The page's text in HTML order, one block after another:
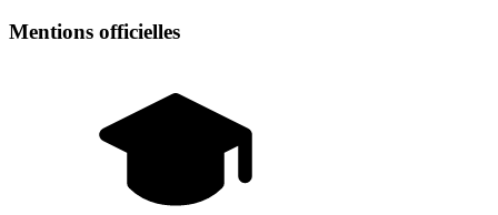
Mentions officielles